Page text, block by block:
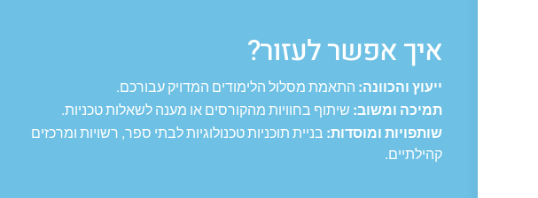
איך אפשר לעזור?
ייעוץ והכוונה: התאמת מסלול הלימודים המדויק עבורכם.
תמיכה ומשוב: שיתוף בחוויות מהקורסים או מענה לשאלות טכניות.
שותפויות ומוסדות: בניית תוכניות טכנולוגיות לבתי ספר, רשויות ומרכזים
קהילתיים.